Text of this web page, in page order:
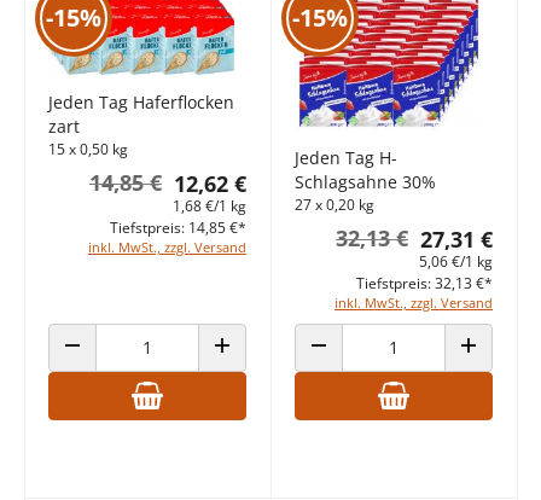
-15%
Jeden Tag Haferflocken
zart
15 x 0,50 kg
12,62 €
14,85 €
1,68 €/1 kg
inkl. MwSt., zzgl. Versand
Tiefstpreis: 14,85 €*
ANZAHL VERRINGERN ANZAHL ERHÖHEN
-15%
Jeden Tag H-
Schlagsahne 30%
27 x 0,20 kg
27,31 €
32,13 €
5,06 €/1 kg
inkl. MwSt., zzgl. Versand
Tiefstpreis: 32,13 €*
ANZAHL VERRINGERN ANZAHL